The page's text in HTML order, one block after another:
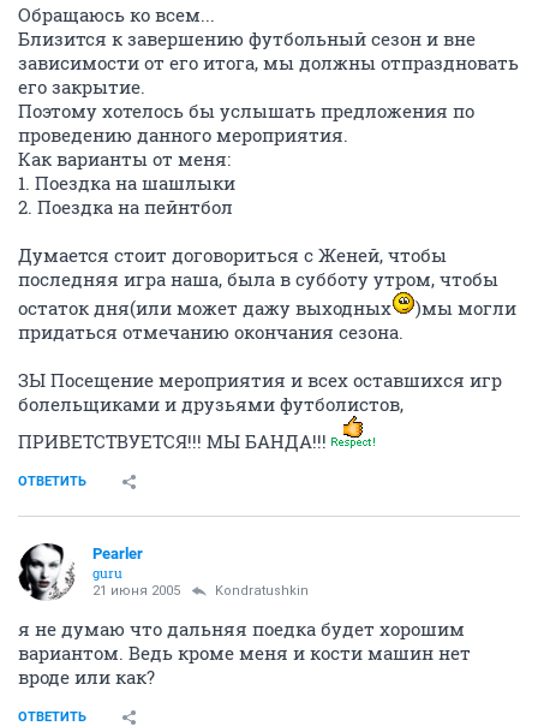
Обращаюсь ко всем...
Близится к завершению футбольный сезон и вне
зависимости от его итога, мы должны отпраздновать
его закрытие.
Поэтому хотелось бы услышать предложения по
проведению данного мероприятия.
Как варианты от меня:
1. Поездка на шашлыки
2. Поездка на пейнтбол
Думается стоит договориться с Женей, чтобы
последняя игра наша, была в субботу утром, чтобы
остаток дня(или может дажу выходных
)мы могли
придаться отмечанию окончания сезона.
ЗЫ Посещение мероприятия и всех оставшихся игр
болельщиками и друзьями футболистов,
ПРИВЕТСТВУЕТСЯ!!! МЫ БАНДА!!!
ОТВЕТИТЬ
Pearler
guru
21 июня 2005 Kondratushkin
я не думаю что дальняя поедка будет хорошим
вариантом. Ведь кроме меня и кости машин нет
вроде или как?
ОТВЕТИТЬ